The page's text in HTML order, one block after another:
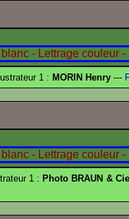
1 : MORIN Henry ---
1 : Photo BRAUN &